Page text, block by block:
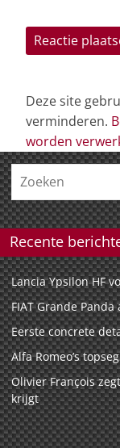
Deze site
verminderen.
worden
Recente
Lancia Ypsilon HF
FIAT Grande
Eerste concrete
Alfa Romeo’s
Olivier François
krijgt